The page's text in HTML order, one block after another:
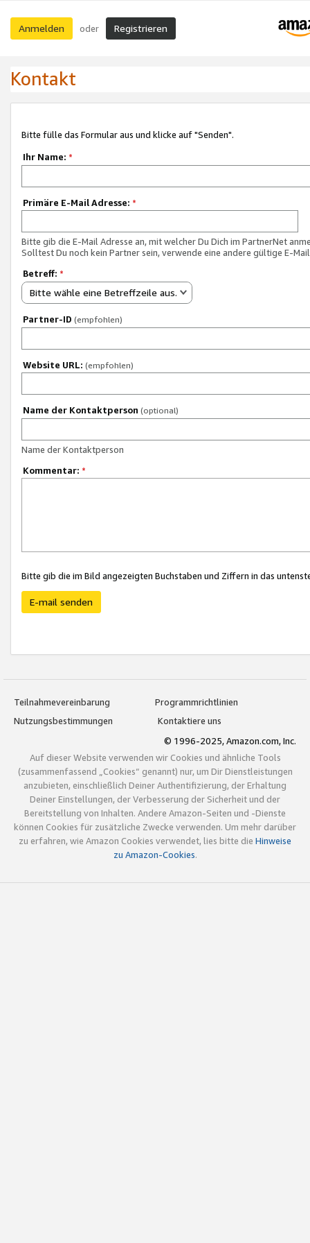
Anmelden oder Registrieren
Kontakt
Bitte fülle das Formular aus und klicke auf "Senden".
Ihr Name: *
Primäre E-Mail Adresse: *
Bitte gib die E-Mail Adresse an, mit welcher Du Dich im PartnerNet
Solltest Du noch kein Partner sein, verwende eine andere gültige E-
Betreff: *
Bitte wähle eine Betreffzeile aus.
Partner-ID (empfohlen)
Website URL: (empfohlen)
Name der Kontaktperson (optional)
Name der Kontaktperson
Kommentar: *
Bitte gib die im Bild angezeigten Buchstaben und Ziffern in das
E-mail senden
Teilnahmevereinbarung
Programmrichtlinien
Nutzungsbestimmungen
Kontaktiere uns
© 1996-2025, Amazon.com, Inc.
Auf dieser Website verwenden wir Cookies und ähnliche Tools
(zusammenfassend „Cookies“ genannt) nur, um Dir Dienstleistungen
anzubieten, einschließlich Deiner Authentifizierung, der Erhaltung
Deiner Einstellungen, der Verbesserung der Sicherheit und der
Bereitstellung von Inhalten. Andere Amazon-Seiten und -Dienste
können Cookies für zusätzliche Zwecke verwenden. Um mehr darüber
zu erfahren, wie Amazon Cookies verwendet, lies bitte die Hinweise
zu Amazon-Cookies.